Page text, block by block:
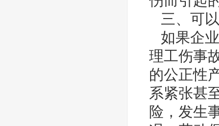
三、可
如果企
理工伤事
的公正性
系紧张甚
险，发生